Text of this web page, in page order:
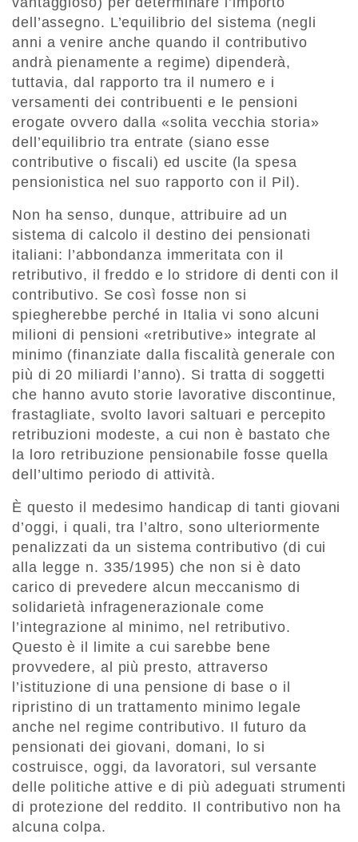
dell’assegno. L’equilibrio del sistema (negli
anni a venire anche quando il contributivo
andrà pienamente a regime) dipenderà,
tuttavia, dal rapporto tra il numero e i
versamenti dei contribuenti e le pensioni
erogate ovvero dalla «solita vecchia storia»
dell’equilibrio tra entrate (siano esse
contributive o fiscali) ed uscite (la spesa
pensionistica nel suo rapporto con il Pil).
Non ha senso, dunque, attribuire ad un
sistema di calcolo il destino dei pensionati
italiani: l’abbondanza immeritata con il
retributivo, il freddo e lo stridore di denti con il
contributivo. Se così fosse non si
spiegherebbe perché in Italia vi sono alcuni
milioni di pensioni «retributive» integrate al
minimo (finanziate dalla fiscalità generale con
più di 20 miliardi l’anno). Si tratta di soggetti
che hanno avuto storie lavorative discontinue,
frastagliate, svolto lavori saltuari e percepito
retribuzioni modeste, a cui non è bastato che
la loro retribuzione pensionabile fosse quella
dell’ultimo periodo di attività.
È questo il medesimo handicap di tanti giovani
d’oggi, i quali, tra l’altro, sono ulteriormente
penalizzati da un sistema contributivo (di cui
alla legge n. 335/1995) che non si è dato
carico di prevedere alcun meccanismo di
solidarietà infragenerazionale come
l’integrazione al minimo, nel retributivo.
Questo è il limite a cui sarebbe bene
provvedere, al più presto, attraverso
l’istituzione di una pensione di base o il
ripristino di un trattamento minimo legale
anche nel regime contributivo. Il futuro da
pensionati dei giovani, domani, lo si
costruisce, oggi, da lavoratori, sul versante
delle politiche attive e di più adeguati strumenti
di protezione del reddito. Il contributivo non ha
alcuna colpa.